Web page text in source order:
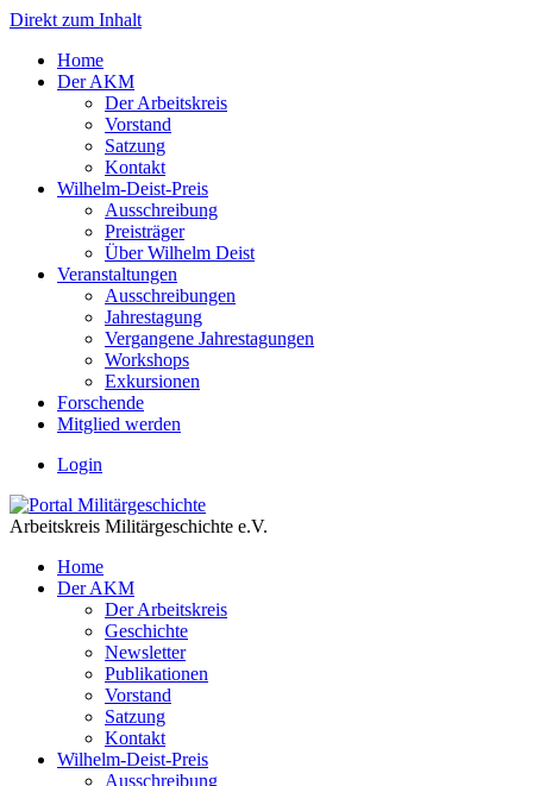
Direkt zum Inhalt
Home
Der AKM
Der Arbeitskreis
Vorstand
Satzung
Kontakt
Wilhelm-Deist-Preis
Ausschreibung
Preisträger
Über Wilhelm Deist
Veranstaltungen
Ausschreibungen
Jahrestagung
Vergangene Jahrestagungen
Workshops
Exkursionen
Forschende
Mitglied werden
Login
Arbeitskreis Militärgeschichte e.V.
Home
Der AKM
Der Arbeitskreis
Geschichte
Newsletter
Publikationen
Vorstand
Satzung
Kontakt
Wilhelm-Deist-Preis
Ausschreibung